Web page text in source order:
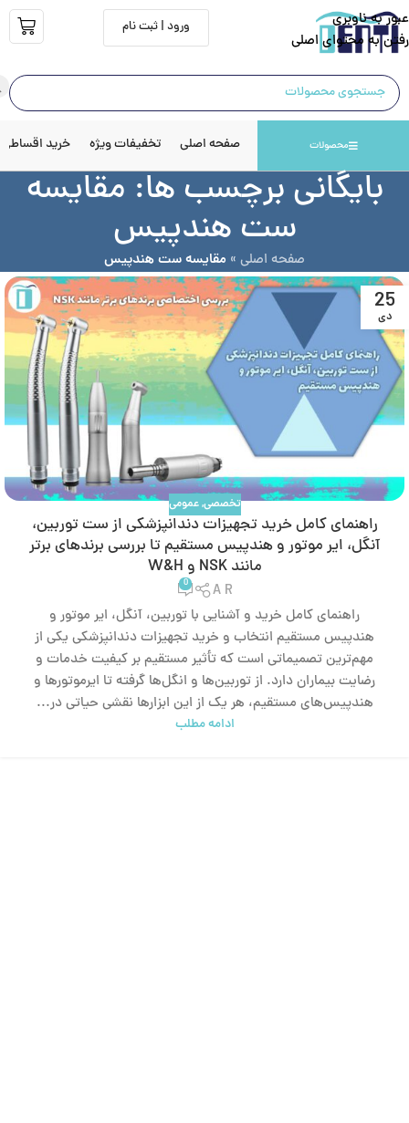
عبور به ناوبری
رفتن به محتوای اصلی
ورود | ثبت نام
محصولات صفحه اصلی تخفیفات ویژه خرید اقساطی
بایگانی برچسب ها: مقایسه
ست هندپیس
صفحه اصلی » مقایسه ست هندپیس
25
دی
تخصصی,عمومی
راهنمای کامل خرید تجهیزات دندانپزشکی از ست توربین،
آنگل، ایر موتور و هندپیس مستقیم تا بررسی برندهای برتر
مانند NSK و W&H
A R
0
راهنمای کامل خرید و آشنایی با توربین، آنگل، ایر موتور و
هندپیس مستقیم انتخاب و خرید تجهیزات دندانپزشکی یکی از
مهم‌ترین تصمیماتی است که تأثیر مستقیم بر کیفیت خدمات و
رضایت بیماران دارد. از توربین‌ها و انگل‌ها گرفته تا ایرموتورها و
هندپیس‌های مستقیم، هر یک از این ابزارها نقشی حیاتی در...
ادامه مطلب